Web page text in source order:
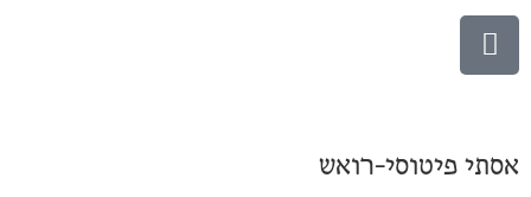
אסתי פיטוסי-רואש